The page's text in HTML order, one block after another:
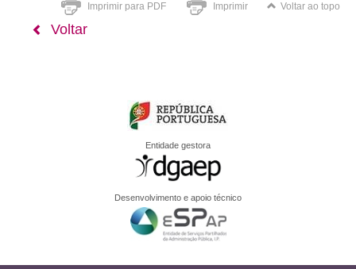
Imprimir para PDF Imprimir Voltar ao topo
Voltar
Entidade gestora
Desenvolvimento e apoio técnico